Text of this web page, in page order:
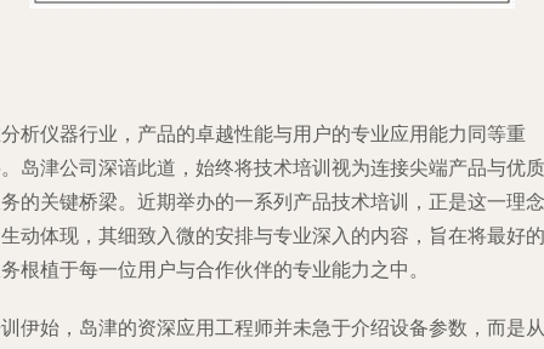
析仪器行业，产品的卓越性能与用户的专业应用能力同等重
岛津公司深谙此道，始终将技术培训视为连接尖端产品与优质
的关键桥梁。近期举办的一系列产品技术培训，正是这一理念
动体现，其细致入微的安排与专业深入的内容，旨在将最好的
根植于每一位用户与合作伙伴的专业能力之中。
伊始，岛津的资深应用工程师并未急于介绍设备参数，而是从